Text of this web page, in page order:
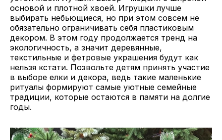
основой и плотной хвоей. Игрушки лучше
выбирать небьющиеся, но при этом совсем не
обязательно ограничивать себя пластиковым
декором. В этом году продолжается тренд на
экологичность, а значит деревянные,
текстильные и фетровые украшения будут как
нельзя кстати. Позвольте детям принять участие
в выборе елки и декора, ведь такие маленькие
ритуалы формируют самые уютные семейные
традиции, которые остаются в памяти на долгие
годы.